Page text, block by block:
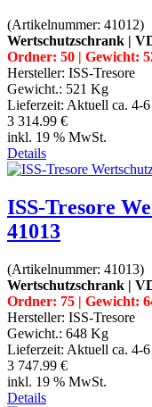
(Artikelnummer: 41012)
Wertschutzschrank |
Ordner: 50 | Gewicht:
Hersteller: ISS-Tresore
Gewicht.: 521 Kg
Lieferzeit: Aktuell ca. 4-
3 314.99 €
inkl. 19 % MwSt.
Details
ISS-Tresore
41013
(Artikelnummer: 41013)
Wertschutzschrank |
Ordner: 75 | Gewicht:
Hersteller: ISS-Tresore
Gewicht.: 648 Kg
Lieferzeit: Aktuell ca. 4-
3 747.99 €
inkl. 19 % MwSt.
Details